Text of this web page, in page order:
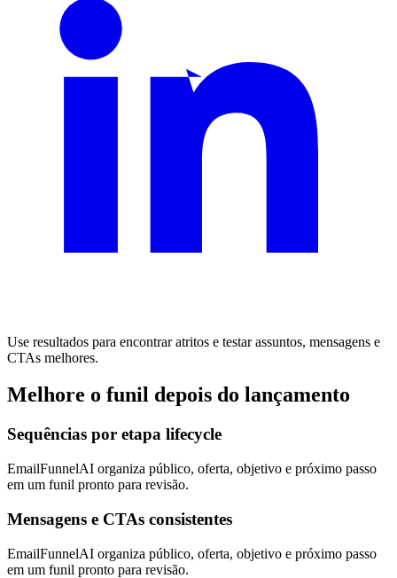
Use resultados para encontrar atritos e testar assuntos, mensagens e
CTAs melhores.
Melhore o funil depois do lançamento
Sequências por etapa lifecycle
EmailFunnelAI organiza público, oferta, objetivo e próximo passo
em um funil pronto para revisão.
Mensagens e CTAs consistentes
EmailFunnelAI organiza público, oferta, objetivo e próximo passo
em um funil pronto para revisão.